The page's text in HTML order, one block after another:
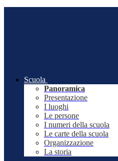
Scuola
Panoramica
Presentazione
I luoghi
Le persone
I numeri della scuola
Le carte della scuola
Organizzazione
La storia